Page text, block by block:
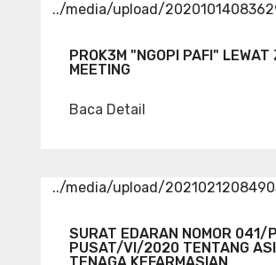
../media/upload/
PROK3M "NGOPI PAFI" LEWAT
MEETING
Baca Detail
../media/upload/
SURAT EDARAN NOMOR 041/
PUSAT/VI/2020 TENTANG